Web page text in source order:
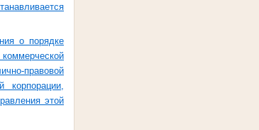
о порядке
правовой
корпорации,
этой